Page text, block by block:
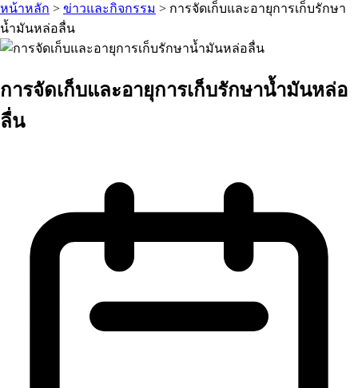
หน้าหลัก > ข่าวและกิจกรรม > การจัดเก็บและอายุการเก็บรักษา
น้ำมันหล่อลื่น
การจัดเก็บและอายุการเก็บรักษาน้ำมันหล่อ
ลื่น